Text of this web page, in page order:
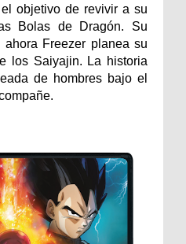
objetivo de revivir a su
Bolas de Dragón. Su
Freezer planea su
los Saiyajin. La historia
de hombres bajo el